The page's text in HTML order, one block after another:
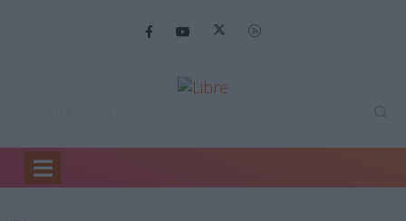
Home